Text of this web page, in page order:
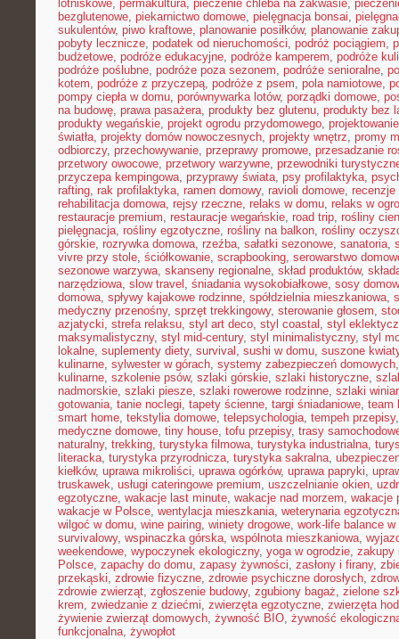
lotniskowe, permakultura, pieczenie chleba na zakwasie,
bezglutenowe, piekarnictwo domowe, pielęgnacja bonsai,
sukulentów, piwo kraftowe, planowanie posiłków, planowanie
pobyty lecznicze, podatek od nieruchomości, podróż pociągiem,
budżetowe, podróże edukacyjne, podróże kamperem, podróże
podróże poślubne, podróże poza sezonem, podróże senioralne,
kotem, podróże z przyczepą, podróże z psem, pola namiotowe,
pompy ciepła w domu, porównywarka lotów, porządki domowe,
na budowę, prawa pasażera, produkty bez glutenu, produkty bez
produkty wegańskie, projekt ogrodu przydomowego,
światła, projekty domów nowoczesnych, projekty wnętrz, promy
odbiorczy, przechowywanie, przeprawy promowe, przesadzanie
przetwory owocowe, przetwory warzywne, przewodniki
przyczepa kempingowa, przyprawy świata, psy profilaktyka,
rafting, rak profilaktyka, ramen domowy, ravioli domowe, recenzje
rehabilitacja domowa, rejsy rzeczne, relaks w domu, relaks w
restauracje premium, restauracje wegańskie, road trip, rośliny
pielęgnacja, rośliny egzotyczne, rośliny na balkon, rośliny
górskie, rozrywka domowa, rzeźba, sałatki sezonowe, sanatoria,
vivre przy stole, ściółkowanie, scrapbooking, serowarstwo
sezonowe warzywa, skanseny regionalne, skład produktów,
narzędziowa, slow travel , śniadania wysokobiałkowe, sosy
domowa, spływy kajakowe rodzinne, spółdzielnia mieszkaniowa,
medyczny przenośny, sprzęt trekkingowy, sterowanie głosem,
azjatycki, strefa relaksu, styl art deco, styl coastal , styl
maksymalistyczny, styl mid-century, styl minimalistyczny, styl
lokalne, suplementy diety, survival , sushi w domu, suszone
kulinarne, sylwester w górach, systemy zabezpieczeń domowych
kulinarne, szkolenie psów, szlaki górskie, szlaki historyczne,
nadmorskie, szlaki piesze, szlaki rowerowe rodzinne, szlaki
gotowania, tanie noclegi, tapety ścienne, targi śniadaniowe, team
smart home, tekstylia domowe, telepsychologia, tempeh przepisy
medyczne domowe, tiny house, tofu przepisy, trasy
naturalny, trekking, turystyka filmowa, turystyka industrialna,
literacka, turystyka przyrodnicza, turystyka sakralna,
kiełków, uprawa mikroliści, uprawa ogórków, uprawa papryki,
truskawek, usługi cateringowe premium, uszczelnianie okien,
egzotyczne, wakacje last minute, wakacje nad morzem, wakacje
wakacje w Polsce, wentylacja mieszkania, weterynaria
wilgoć w domu, wine pairing, winiety drogowe, work-life balance w
survivalowy, wspinaczka górska, wspólnota mieszkaniowa,
weekendowe, wypoczynek ekologiczny, yoga w ogrodzie, zakupy
Polsce, zapachy do domu, zapasy żywności, zasłony i firany,
przekąski, zdrowie fizyczne, zdrowie psychiczne dorosłych,
zdrowie zwierząt, zgłoszenie budowy, zgubiony bagaż, zielone
krem, zwiedzanie z dziećmi, zwierzęta egzotyczne, zwierzęta
żywienie zwierząt domowych, żywność BIO, żywność
funkcjonalna, żywopłot